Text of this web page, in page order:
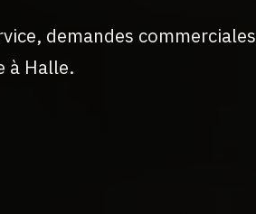
demandes commerciales
à Halle.